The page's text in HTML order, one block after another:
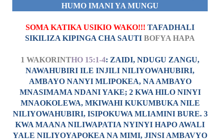
HUMO IMANI YA MUNGU
SOMA KATIKA USIKIO WAKO!!! TAFADHALI
SIKILIZA KIPINGA CHA SAUTI BOFYA HAPA
1 WAKORINTHO 15:1-4: ZAIDI, NDUGU ZANGU,
NAWAHUBIRI ILE INJILI NILIYOWAHUBIRI,
AMBAYO NANYI MLIPOKEA, NA AMBAYO
MNASIMAMA NDANI YAKE; 2 KWA HILO NINYI
MNAOKOLEWA, MKIWAHI KUKUMBUKA NILE
NILIYOWAHUBIRI, ISIPOKUWA MLIAMINI BURE. 3
KWA MAANA NILIWAPATIA NYINYI HAPO AWALI
YALE NILIYOYAPOKEA NA MIMI, JINSI AMBAVYO